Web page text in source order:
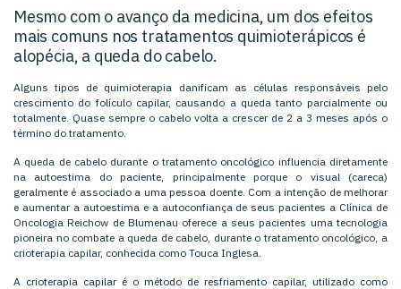
Mesmo com o avanço da medicina, um dos efeitos
mais comuns nos tratamentos quimioterápicos é
alopécia, a queda do cabelo.
Alguns tipos de quimioterapia danificam as células responsáveis pelo
crescimento do folículo capilar, causando a queda tanto parcialmente ou
totalmente. Quase sempre o cabelo volta a crescer de 2 a 3 meses após o
término do tratamento.
A queda de cabelo durante o tratamento oncológico influencia diretamente
na autoestima do paciente, principalmente porque o visual (careca)
geralmente é associado a uma pessoa doente. Com a intenção de melhorar
e aumentar a autoestima e a autoconfiança de seus pacientes a Clínica de
Oncologia Reichow de Blumenau oferece a seus pacientes uma tecnologia
pioneira no combate a queda de cabelo, durante o tratamento oncológico, a
crioterapia capilar, conhecida como Touca Inglesa.
A crioterapia capilar é o método de resfriamento capilar, utilizado como